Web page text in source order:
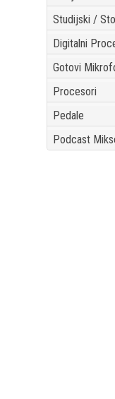
Studijski /
Digitalni
Gotovi
Procesori
Pedale
Podcast